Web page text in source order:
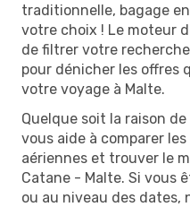
traditionnelle, bagage
votre choix ! Le moteur
de filtrer votre
pour dénicher les offres
votre voyage à Malte.
Quelque soit la raison
vous aide à comparer
aériennes et trouver le
Catane - Malte. Si vous
ou au niveau des